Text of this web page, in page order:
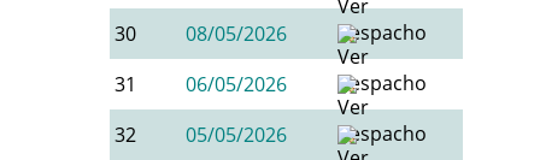
30
08/05/2026
31
06/05/2026
32
05/05/2026